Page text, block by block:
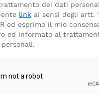
dei dati
link ai sensi degli artt.
ed esprimo il mio
ed informato al